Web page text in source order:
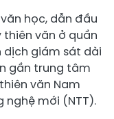
học, dẫn đầu
thiên văn ở quần
dịch giám sát dài
gần trung tâm
văn Nam
nghệ mới (NTT).